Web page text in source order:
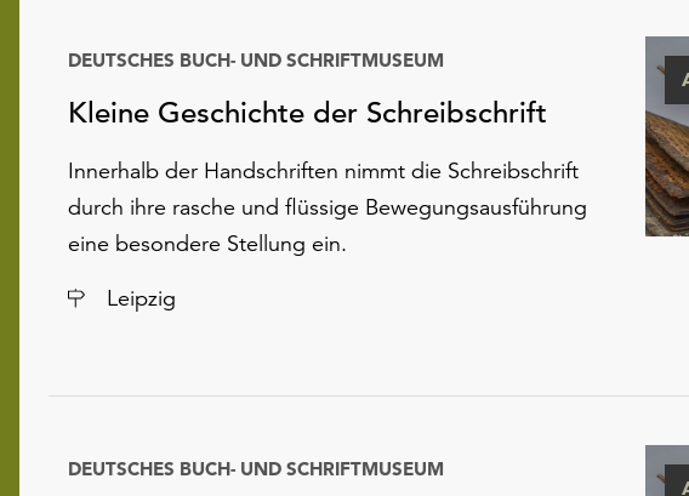
Kleine Geschichte der Schreibschrift
DEUTSCHES BUCH- UND SCHRIFTMUSEUM
Innerhalb der Handschriften nimmt die Schreibschrift
durch ihre rasche und flüssige Bewegungsausführung
eine besondere Stellung ein.
Ort
Leipzig
DEUTSCHES BUCH- UND SCHRIFTMUSEUM